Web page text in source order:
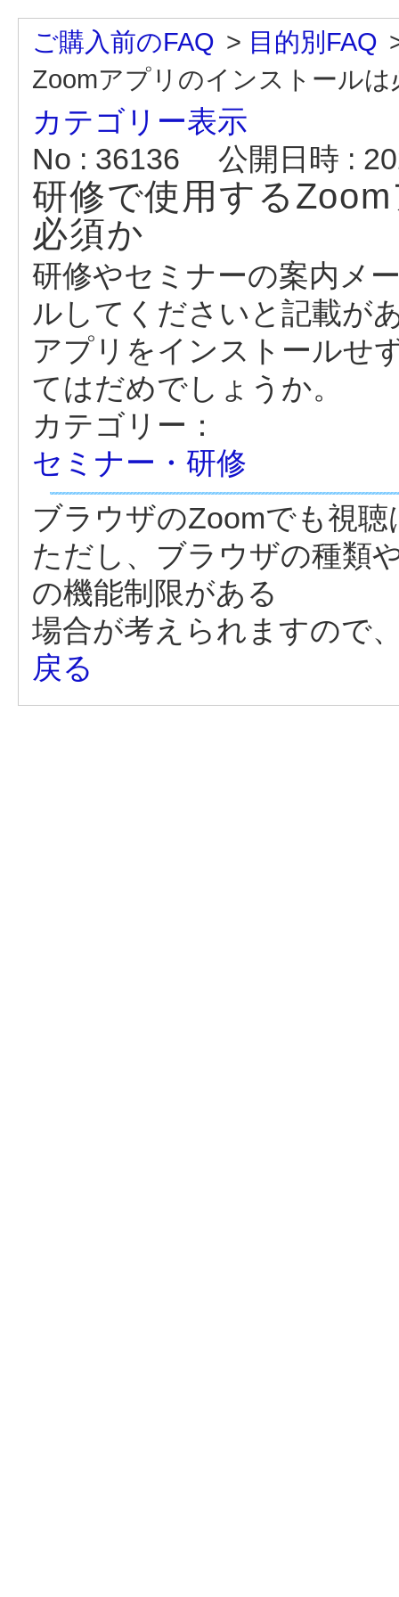
ご購入前のFAQ > 目的別FAQ
Zoomアプリのインストールは
カテゴリー表示
No : 36136
公開日時 :
研修で使用する
必須か
研修やセミナーの案内メ
ルしてくださいと記載が
アプリをインストールせ
てはだめでしょうか。
カテゴリー：
セミナー・研修
ブラウザのZoomでも視
ただし、ブラウザの種類
の機能制限がある
場合が考えられますので
戻る